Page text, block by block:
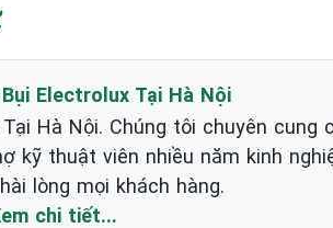
Electrolux Tại Hà Nội
Hà Nội. Chúng tôi chuyên cung
kỹ thuật viên nhiều năm kinh
lòng mọi khách hàng.
chi tiết...